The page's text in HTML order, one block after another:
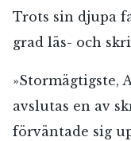
Trots sin djupa
grad läs- och
»Stormägtigste,
avslutas en av
förväntade sig